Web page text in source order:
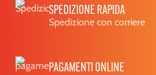
SPEDIZIONE RAPIDA
Spedizione con corriere
PAGAMENTI ONLINE